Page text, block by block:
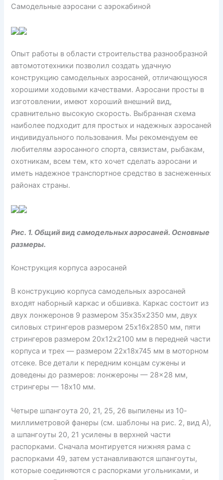
Самодельные аэросани с аэрокабиной
Опыт работы в области строительства разнообразной
автомототехники позволил создать удачную
конструкцию самодельных аэросаней, отличающуюся
хорошими ходовыми качествами. Аэросани просты в
изготовлении, имеют хороший внешний вид,
сравнительно высокую скорость. Выбранная схема
наиболее подходит для простых и надежных аэросаней
индивидуального пользования. Мы рекомендуем ее
любителям аэросанного спорта, связистам, рыбакам,
охотникам, всем тем, кто хочет сделать аэросани и
иметь надежное транспортное средство в заснеженных
районах страны.
Рис. 1. Общий вид самодельных аэросаней. Основные
размеры.
Конструкция корпуса аэросаней
В конструкцию корпуса самодельных аэросаней
входят наборный каркас и обшивка. Каркас состоит из
двух лонжеронов 9 размером 35х35х2350 мм, двух
силовых стрингеров размером 25х16х2850 мм, пяти
стрингеров размером 20х12х2100 мм в передней части
корпуса и трех — размером 22х18х745 мм в моторном
отсеке. Все детали к передним концам сужены и
доведены до размеров: лонжероны — 28×28 мм,
стрингеры — 18х10 мм.
Четыре шпангоута 20, 21, 25, 26 выпилены из 10-
миллиметровой фанеры (см. шаблоны на рис. 2, вид А),
а шпангоуты 20, 21 усилены в верхней части
распорками. Сначала монтируется нижняя рама с
распорками 49, затем устанавливаются шпангоуты,
которые соединяются с распорками угольниками, и